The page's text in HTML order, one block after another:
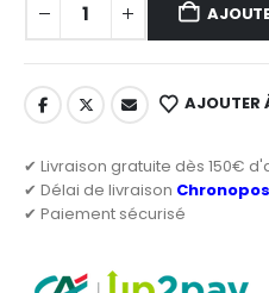
AJOUTER
✔ Livraison gratuite dès 150€
✔ Délai de livraison
✔ Paiement sécurisé